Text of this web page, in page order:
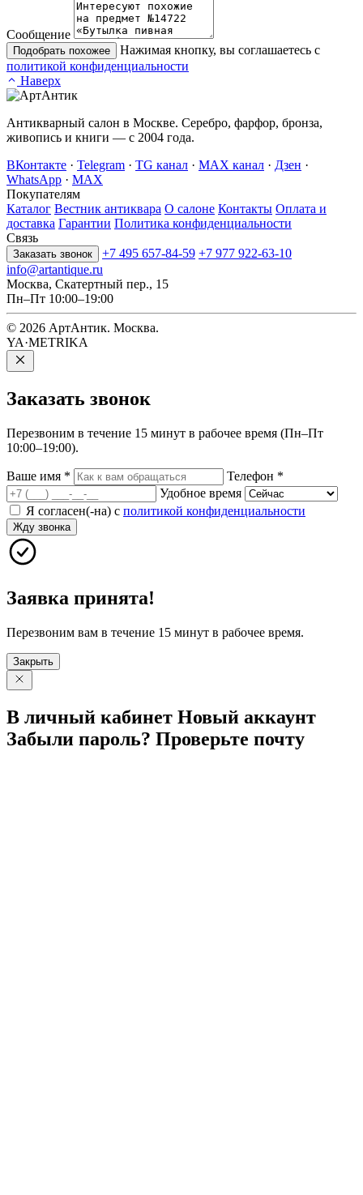
Сообщение
Подобрать похожее
Нажимая кнопку, вы соглашаетесь с
политикой конфиденциальности
Наверх
Антикварный салон в Москве. Серебро, фарфор, бронза,
живопись и книги — с 2004 года.
ВКонтакте · Telegram · TG канал · MAX канал · Дзен ·
WhatsApp · MAX
Покупателям
Каталог Вестник антиквара О салоне Контакты Оплата и
доставка Гарантии Политика конфиденциальности
Связь
Заказать звонок +7 495 657-84-59 +7 977 922-63-10
info@artantique.ru
Москва, Скатертный пер., 15
Пн–Пт 10:00–19:00
© 2026 АртАнтик. Москва.
YA·METRIKA
Заказать звонок
Перезвоним в течение 15 минут в рабочее время (Пн–Пт
10:00–19:00).
Ваше имя * Телефон *
Удобное время
Я согласен(-на) с политикой конфиденциальности
Жду звонка
Заявка принята!
Перезвоним вам в течение 15 минут в рабочее время.
Закрыть
В личный кабинет Новый аккаунт
Забыли пароль? Проверьте почту